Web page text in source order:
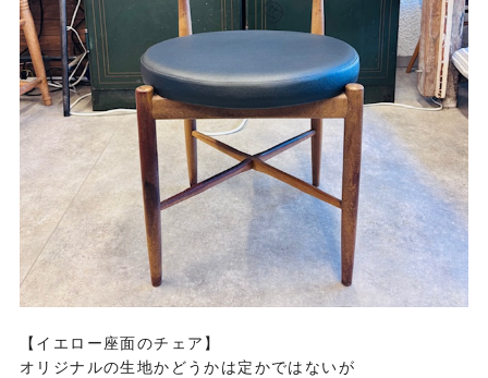
【イエロー座面のチェア】
オリジナルの生地かどうかは定かではないが